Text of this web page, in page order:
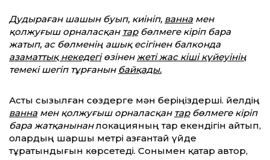
Дудыраған шашын буып, киініп, ванна мен
қолжуғыш орналасқан тарбөлмеге кіріп бара
жатып, ас бөлменің ашық есігінен балконда
азаматтық некедегіөзіненжеті жас кіші күйеуінің
темекі шегіп тұрғанын байқады.
Асты сызылған сөздерге мән беріңіздерші. Әйелдің
ванна мен қолжуғыш орналасқан тарбөлмеге кіріп
бара жатқанынанлокацияның тар екендігін айтып,
олардың шаршы метрі азғантай үйде
тұратындығын көрсетеді. Сонымен қатар автор,